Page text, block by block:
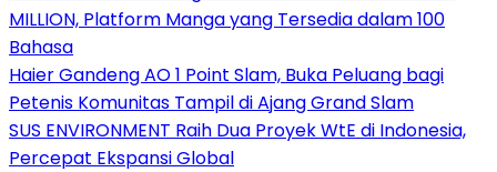
MILLION, Platform Manga yang Tersedia dalam 100
Bahasa
Haier Gandeng AO 1 Point Slam, Buka Peluang bagi
Petenis Komunitas Tampil di Ajang Grand Slam
SUS ENVIRONMENT Raih Dua Proyek WtE di Indonesia,
Percepat Ekspansi Global